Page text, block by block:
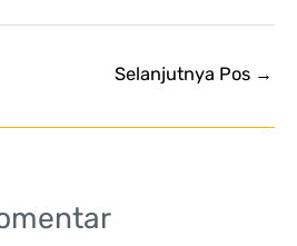
Selanjutnya Pos →